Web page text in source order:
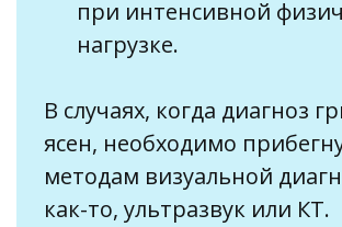
при интенсивной
нагрузке.
В случаях, когда диагноз
ясен, необходимо
методам визуальной
как-то, ультразвук или КТ.